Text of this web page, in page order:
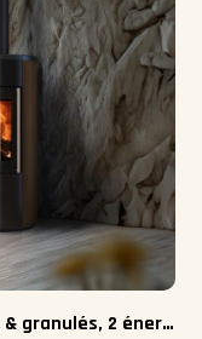
NOBIS LIBERA – Le poêle hybride bois & granulés, 2 énergies pour plus de liberté !